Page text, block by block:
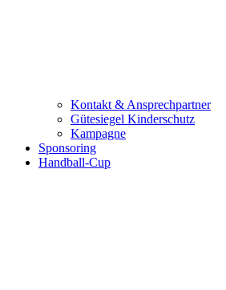
Kontakt & Ansprechpartner
Gütesiegel Kinderschutz
Kampagne
Sponsoring
Handball-Cup